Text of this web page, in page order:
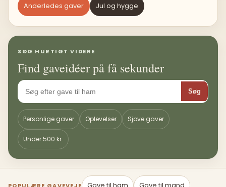
Anderledes gaver Jul og hygge
SØG HURTIGT VIDERE
Find gaveidéer på få sekunder
Søg
Personlige gaver Oplevelser Sjove gaver
Under 500 kr.